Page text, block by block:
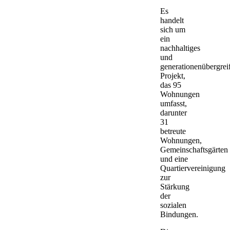
Es
handelt
sich um
ein
nachhaltiges
und
Projekt,
das 95
Wohnungen
umfasst,
darunter
31
betreute
Wohnungen,
Gemeinschaftsgärten
und eine
Quartiervereinigung
zur
Stärkung
der
sozialen
Bindungen.